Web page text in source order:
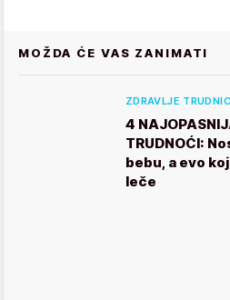
MOŽDA ĆE VAS ZANIMATI
ZDRAVLJE
4
TRUDNOĆI:
bebu, a evo
leče